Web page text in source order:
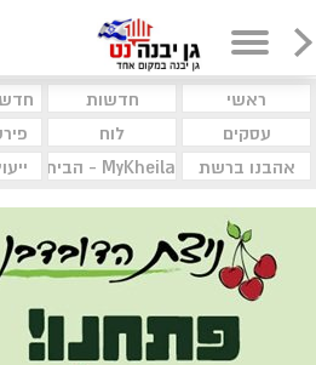
ראשי חדשות
עסקים
לוח
אהבנו ברשת
MyKheila - הבית לעסקים וקהילות